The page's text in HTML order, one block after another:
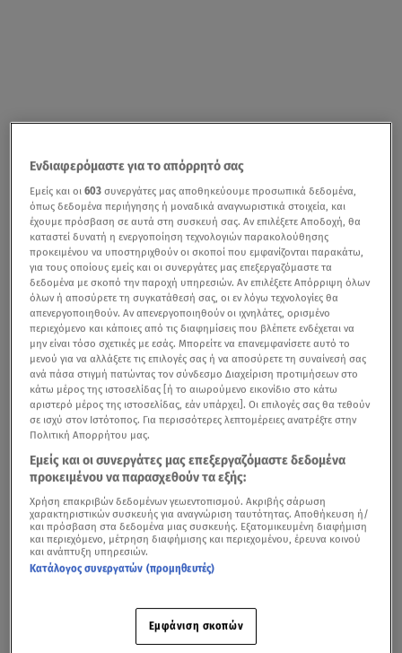
Ευαγγελία Συριοπούλουκαι οΣτράτος Πατσατζής
έζησαν μία από τις πιο όμορφες και μέρες της ζωής του,
καθώς το απόγευμα της Τρίτης 5/9 παντρεύτηκαν με
θρησκευτικό γάμο.
Οι δυο τους είναι μαζί σχεδόν 12 χρόνια και πριν δύο
την οικογενειακή τους ευτυχία.
Ενδιαφερόμαστε για το απόρρητό σας
Εμείς και οι603 συνεργάτες μας αποθηκεύουμε προσωπικά δεδομένα,
όπως δεδομένα περιήγησης ή μοναδικά αναγνωριστικά στοιχεία, και
έχουμε πρόσβαση σε αυτά στη συσκευή σας. Αν επιλέξετε Αποδοχή, θα
καταστεί δυνατή η ενεργοποίηση τεχνολογιών παρακολούθησης
προκειμένου να υποστηριχθούν οι σκοποί που εμφανίζονται παρακάτω,
για τους οποίους εμείς και οι συνεργάτες μας επεξεργαζόμαστε τα
δεδομένα με σκοπό την παροχή υπηρεσιών. Αν επιλέξετε Απόρριψη όλων
όλων ή αποσύρετε τη συγκατάθεσή σας, οι εν λόγω τεχνολογίες θα
απενεργοποιηθούν. Αν απενεργοποιηθούν οι ιχνηλάτες, ορισμένο
περιεχόμενο και κάποιες από τις διαφημίσεις που βλέπετε ενδέχεται να
μην είναι τόσο σχετικές με εσάς. Μπορείτε να επανεμφανίσετε αυτό το
μενού για να αλλάξετε τις επιλογές σας ή να αποσύρετε τη συναίνεσή σας
ανά πάσα στιγμή πατώντας τον σύνδεσμο Διαχείριση προτιμήσεων στο
κάτω μέρος της ιστοσελίδας [ή το αιωρούμενο εικονίδιο στο κάτω
αριστερό μέρος της ιστοσελίδας, εάν υπάρχει]. Οι επιλογές σας θα τεθούν
σε ισχύ στον Ιστότοπος. Για περισσότερες λεπτομέρειες ανατρέξτε στην
Πολιτική Απορρήτου μας.
Εμείς και οι συνεργάτες μας επεξεργαζόμαστε δεδομένα
προκειμένου να παρασχεθούν τα εξής:
Χρήση επακριβών δεδομένων γεωεντοπισμού. Ακριβής σάρωση
χαρακτηριστικών συσκευής για αναγνώριση ταυτότητας. Αποθήκευση ή/
και πρόσβαση στα δεδομένα μιας συσκευής. Εξατομικευμένη διαφήμιση
και περιεχόμενο, μέτρηση διαφήμισης και περιεχομένου, έρευνα κοινού
και ανάπτυξη υπηρεσιών.
Κατάλογος συνεργατών (προμηθευτές)
Εμφάνιση σκοπών